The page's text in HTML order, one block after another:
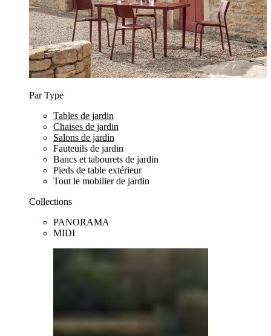
Par Type
Tables de jardin
Chaises de jardin
Salons de jardin
Fauteuils de jardin
Bancs et tabourets de jardin
Pieds de table extérieur
Tout le mobilier de jardin
Collections
PANORAMA
MIDI